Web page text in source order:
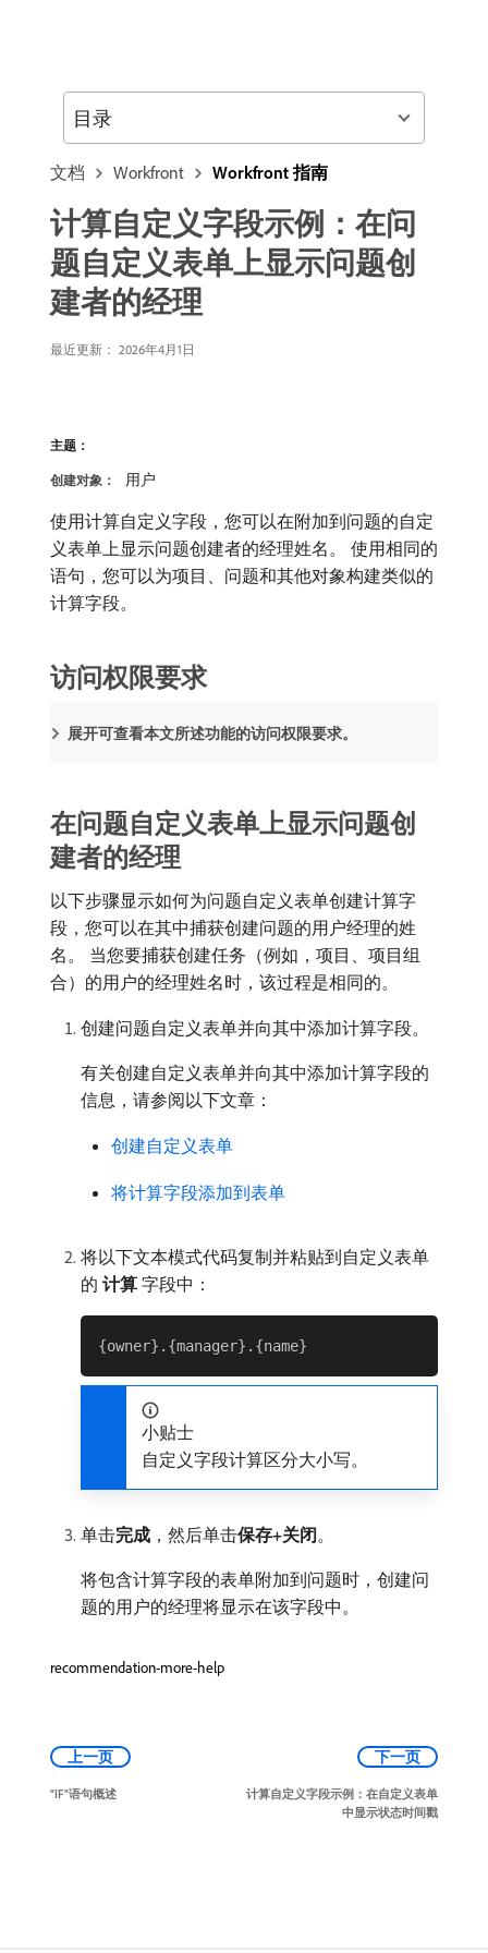
文档 Workfront Workfront 指南
计算自定义字段示例：在问
题自定义表单上显示问题创
建者的经理
最近更新： 2026年4月1日
主题：
创建对象： 用户
使用计算自定义字段，您可以在附加到问题的自定
义表单上显示问题创建者的经理姓名。 使用相同的
语句，您可以为项目、问题和其他对象构建类似的
计算字段。
访问权限要求
展开可查看本文所述功能的访问权限要求。
在问题自定义表单上显示问题创
建者的经理
以下步骤显示如何为问题自定义表单创建计算字
段，您可以在其中捕获创建问题的用户经理的姓
名。 当您要捕获创建任务（例如，项目、项目组
合）的用户的经理姓名时，该过程是相同的。
创建问题自定义表单并向其中添加计算字段。
有关创建自定义表单并向其中添加计算字段的
信息，请参阅以下文章：
创建自定义表单
将计算字段添加到表单
将以下文本模式代码复制并粘贴到自定义表单
的​ 计算 ​字段中：
小贴士
自定义字段计算区分大小写。
单击​完成 ，然后单击​保存+关闭。
将包含计算字段的表单附加到问题时，创建问
题的用户的经理将显示在该字段中。
recommendation-more-help
上一页
“IF”语句概述
下一页
计算自定义字段示例：在自定义表单
中显示状态时间戳
目录